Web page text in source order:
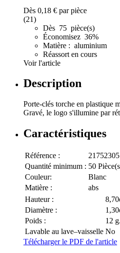
Dès 0,18 € par pièce
(21)
Dès 75 pièce(s)
Économisez 36%
Matière : aluminium
Réassort en cours
Voir l'article
Description
Porte-clés torche en plastique
Gravé, le logo s'illumine par
Caractéristiques
Référence :
21752305
Quantité minimum : 50
Couleur:
Blanc
Matière :
abs
Hauteur :
Diamètre :
Poids :
12 g.
Lavable au lave–vaisselle No
Télécharger le PDF de l'article